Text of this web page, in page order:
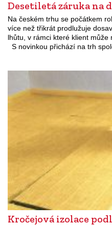
Desetiletá záruka na
Na českém trhu se počátkem
více než třikrát prodlužuje
lhůtu, v rámci které klient
S novinkou přichází na trh
Kročejová izolace